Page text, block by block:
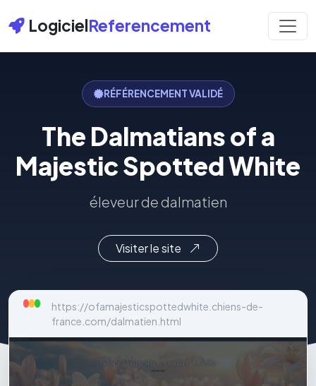
LogicielReferencement
RÉFÉRENCEMENT VALIDÉ
The Dalmatians of a
Majestic Spotted White
éleveur de dalmatien
Visiter le site
https://ofamajesticspottedwhite.chiens-de-
france.com/dalmatien.html